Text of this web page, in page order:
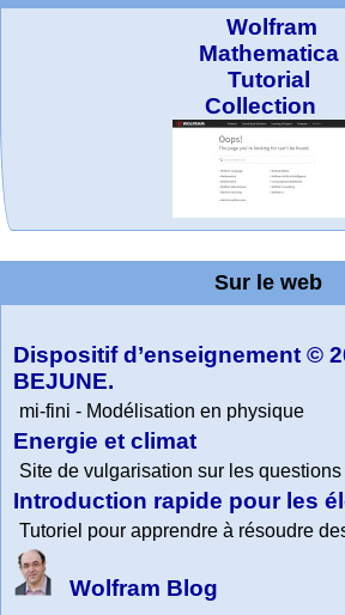
Wolfram
Education
Wolfram
Mathematica
Tutorial
Collection
Wolfram
Project. College
Physics
Generate a
Composition
Arts-Scènes
TED Talks
Wolfram web
resources
Online math
practice and
lessons
M
Office fédéral
la statistique
Sur le web
Dispositif d’enseignement ©
BEJUNE.
mi-fini - Modélisation en physique
Energie et climat
Site de vulgarisation sur les
Introduction rapide pour les
Tutoriel pour apprendre à résoudre
Wolfram Blog